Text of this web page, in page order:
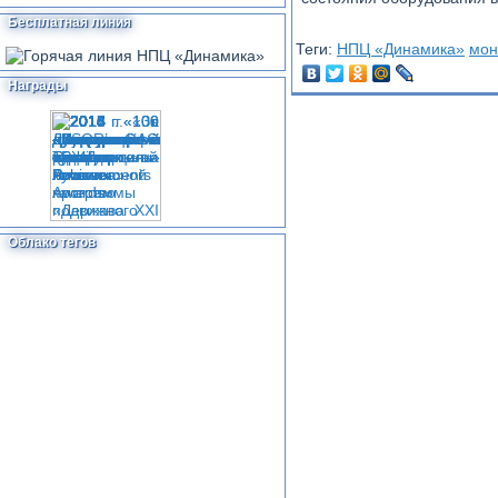
Бесплатная линия
Награды
Облако тегов
Теги: НПЦ «Динамика»